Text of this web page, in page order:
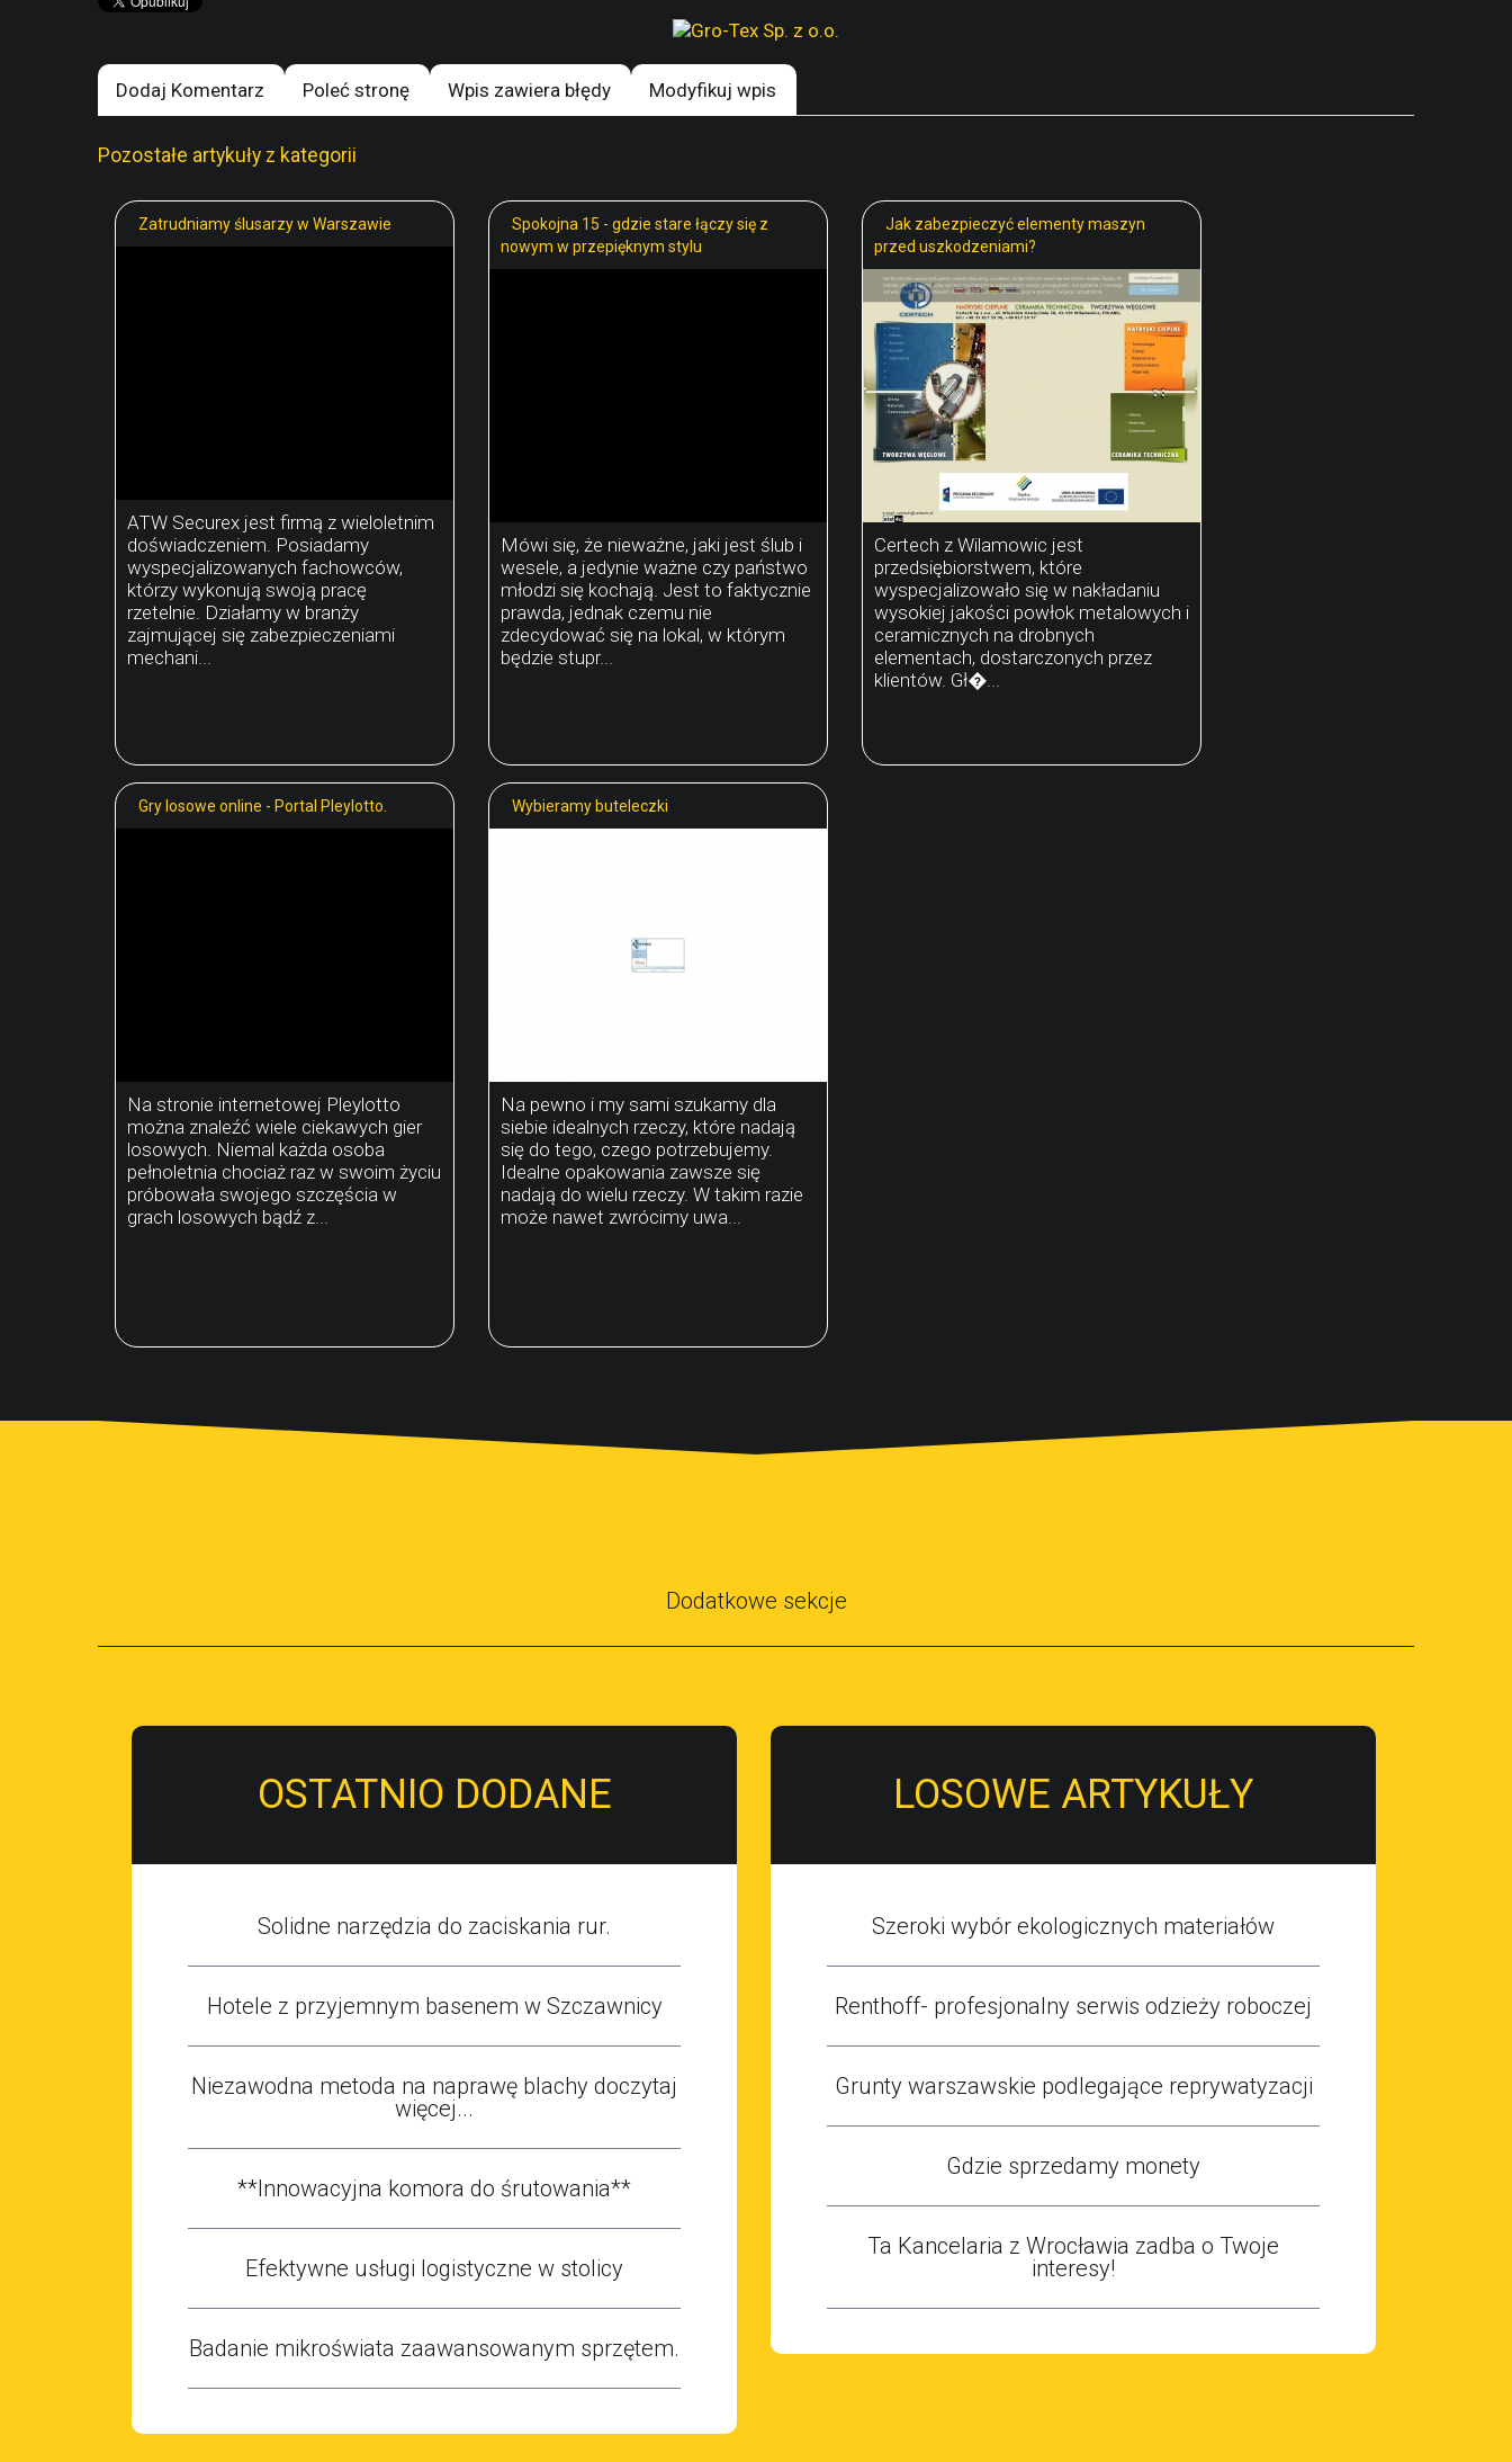
Dodaj Komentarz Poleć stronę Wpis zawiera błędy Modyfikuj wpis
Pozostałe artykuły z kategorii
Zatrudniamy ślusarzy w Warszawie
ATW Securex jest firmą z wieloletnim
doświadczeniem. Posiadamy
wyspecjalizowanych fachowców,
którzy wykonują swoją pracę
rzetelnie. Działamy w branży
zajmującej się zabezpieczeniami
mechani...
Spokojna 15 - gdzie stare łączy się z
nowym w przepięknym stylu
Mówi się, że nieważne, jaki jest ślub i
wesele, a jedynie ważne czy państwo
młodzi się kochają. Jest to faktycznie
prawda, jednak czemu nie
zdecydować się na lokal, w którym
będzie stupr...
Jak zabezpieczyć elementy maszyn
przed uszkodzeniami?
Certech z Wilamowic jest
przedsiębiorstwem, które
wyspecjalizowało się w nakładaniu
wysokiej jakości powłok metalowych i
ceramicznych na drobnych
elementach, dostarczonych przez
klientów. Gł�...
Gry losowe online - Portal Pleylotto.
Na stronie internetowej Pleylotto
można znaleźć wiele ciekawych gier
losowych. Niemal każda osoba
pełnoletnia chociaż raz w swoim życiu
próbowała swojego szczęścia w
grach losowych bądź z...
Wybieramy buteleczki
Na pewno i my sami szukamy dla
siebie idealnych rzeczy, które nadają
się do tego, czego potrzebujemy.
Idealne opakowania zawsze się
nadają do wielu rzeczy. W takim razie
może nawet zwrócimy uwa...
Dodatkowe sekcje
OSTATNIO DODANE
Solidne narzędzia do zaciskania rur.
Hotele z przyjemnym basenem w Szczawnicy
Niezawodna metoda na naprawę blachy doczytaj
więcej...
**Innowacyjna komora do śrutowania**
Efektywne usługi logistyczne w stolicy
Badanie mikroświata zaawansowanym sprzętem.
LOSOWE ARTYKUŁY
Szeroki wybór ekologicznych materiałów
Renthoff- profesjonalny serwis odzieży roboczej
Grunty warszawskie podlegające reprywatyzacji
Gdzie sprzedamy monety
Ta Kancelaria z Wrocławia zadba o Twoje
interesy!